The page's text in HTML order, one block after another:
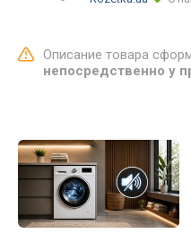
Описание товара
непосредственно у